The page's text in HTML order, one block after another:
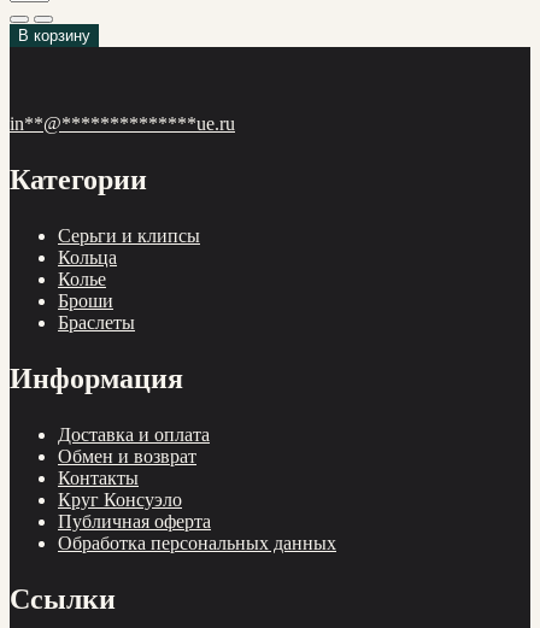
В корзину
in**@**************ue.ru
Категории
Cерьги и клипсы
Кольца
Колье
Броши
Браслеты
Информация
Доставка и оплата
Обмен и возврат
Контакты
Круг Консуэло
Публичная оферта
Обработка персональных данных
Ссылки